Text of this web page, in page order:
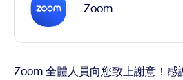
Zoom
Zoom 全體人員向您致上謝意！感